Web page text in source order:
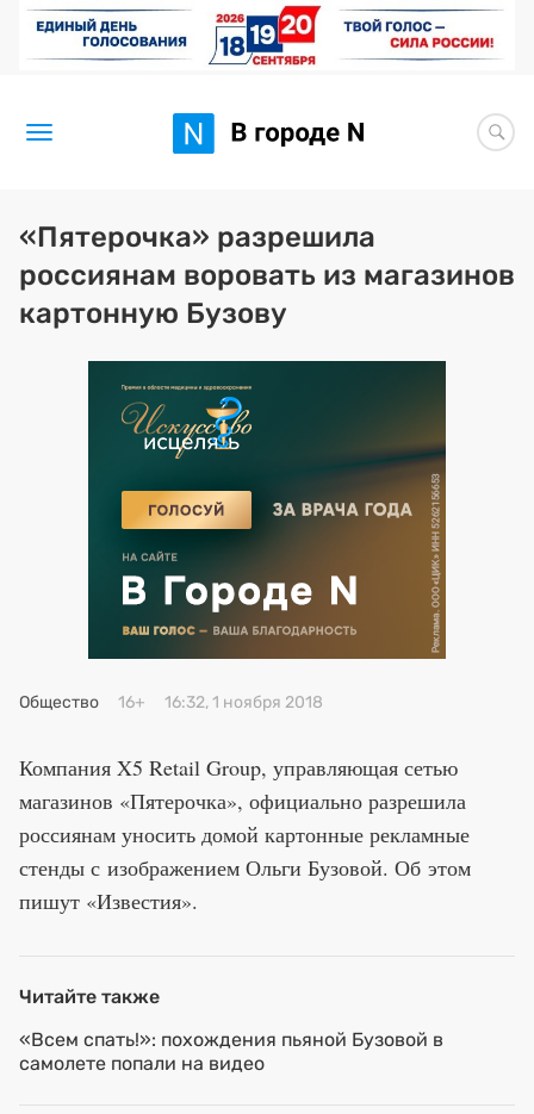
Новости
Статьи
Здоровье
BORЩ
Искусство исцелять
Премия 2025
Эксперты
«Пятерочка» разрешила
россиянам воровать из магазинов
картонную Бузову
Общество 16+ 16:32, 1 ноября 2018
Компания X5 Retail Group, управляющая сетью
магазинов «Пятерочка», официально разрешила
россиянам уносить домой картонные рекламные
стенды с изображением Ольги Бузовой. Об этом
пишут «Известия».
Читайте также
«Всем спать!»: похождения пьяной Бузовой в
самолете попали на видео